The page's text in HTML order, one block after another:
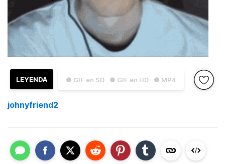
● GIF en SD ● GIF en HD ● MP4
LEYENDA
johnyfriend2